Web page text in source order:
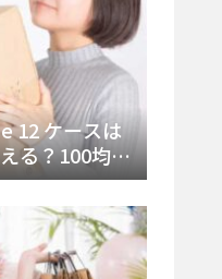
12 ケースは
る？100均の
び方を徹底